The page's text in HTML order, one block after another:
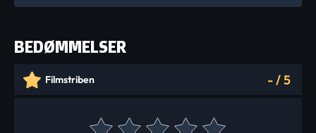
BEDØMMELSER
Filmstriben -/5